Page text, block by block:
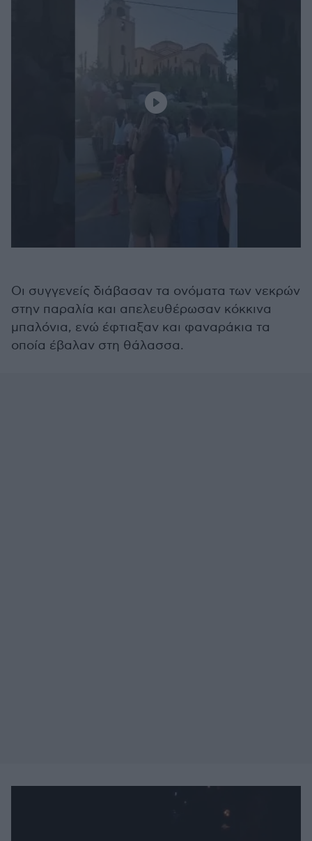
Οι συγγενείς διάβασαν τα ονόματα των νεκρών
στην παραλία και απελευθέρωσαν κόκκινα
μπαλόνια, ενώ έφτιαξαν και φαναράκια τα
οποία έβαλαν στη θάλασσα.